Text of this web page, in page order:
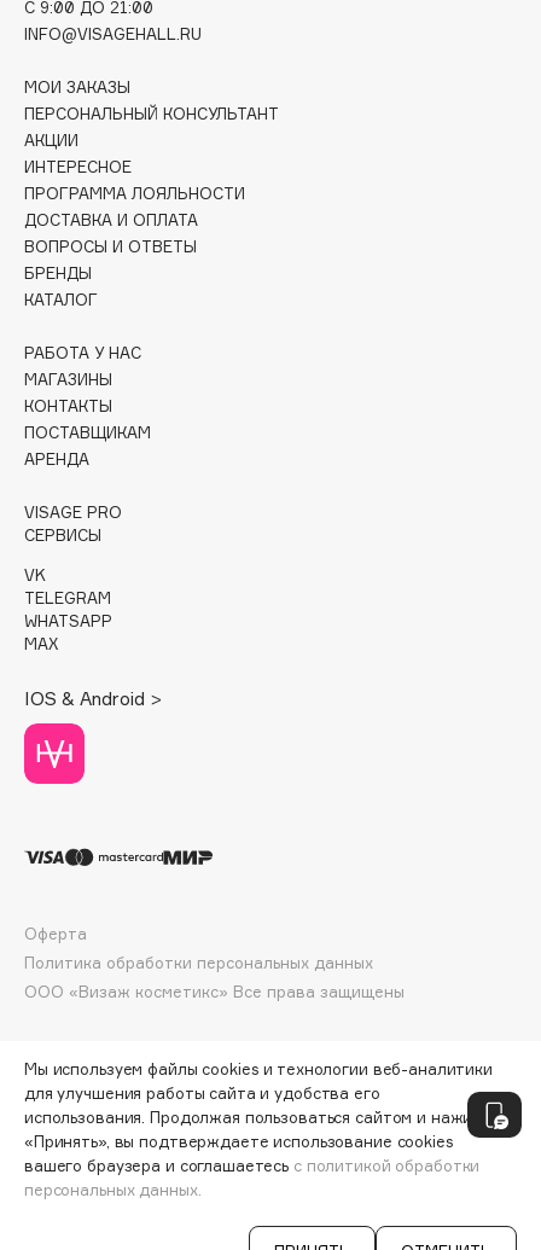
Clarins
Clarins Precious
Clinique
Clive Christian
Club De Nuit
Consly
Corimo
CosRX
Crescina
Cunzite
D
DABO
DARLING*
Davines
Deonica
Dessange
Dolce & Gabbana
Dorco
DP Daily Perfection
Dr. Vranjes Firenze
Dr.Ceuracle
Dr.Jart+
DSD de Luxe
Dyson
СООБЩИТЬ О ПОСТУПЛЕНИИ
C 9:00 ДО 21:00
INFO@VISAGEHALL.RU
МОИ ЗАКАЗЫ
ПЕРСОНАЛЬНЫЙ КОНСУЛЬТАНТ
АКЦИИ
ИНТЕРЕСНОЕ
ПРОГРАММА ЛОЯЛЬНОСТИ
ДОСТАВКА И ОПЛАТА
ВОПРОСЫ И ОТВЕТЫ
БРЕНДЫ
КАТАЛОГ
РАБОТА У НАС
МАГАЗИНЫ
КОНТАКТЫ
ПОСТАВЩИКАМ
АРЕНДА
VISAGE PRO
СЕРВИСЫ
VK
TELEGRAM
WHATSAPP
MAX
IOS & Android >
ООО «Визаж косметикс» Все права защищены
Оферта
Политика обработки персональных данных
Мы используем файлы cookies и технологии веб-аналитики
для улучшения работы сайта и удобства его
использования. Продолжая пользоваться сайтом и нажимая
«Принять», вы подтверждаете использование cookies
вашего браузера и соглашаетесь с политикой обработки
персональных данных.